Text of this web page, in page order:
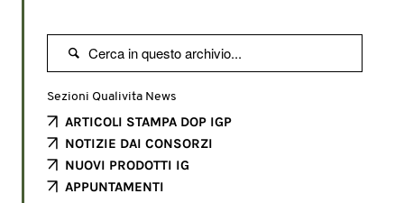

Sezioni Qualivita News
ARTICOLI STAMPA DOP IGP
NOTIZIE DAI CONSORZI
NUOVI PRODOTTI IG
APPUNTAMENTI